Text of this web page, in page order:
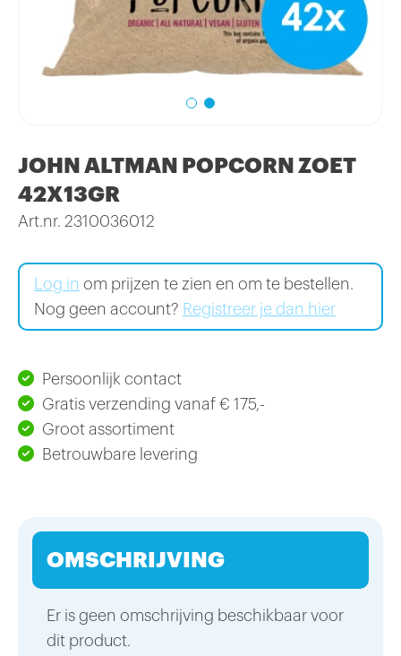
JOHN ALTMAN POPCORN ZOET
42X13GR
Art.nr. 2310036012
Log in om prijzen te zien en om te bestellen.
Nog geen account? Registreer je dan hier
Persoonlijk contact
Gratis verzending vanaf € 175,-
Groot assortiment
Betrouwbare levering
OMSCHRIJVING
Er is geen omschrijving beschikbaar voor
dit product.